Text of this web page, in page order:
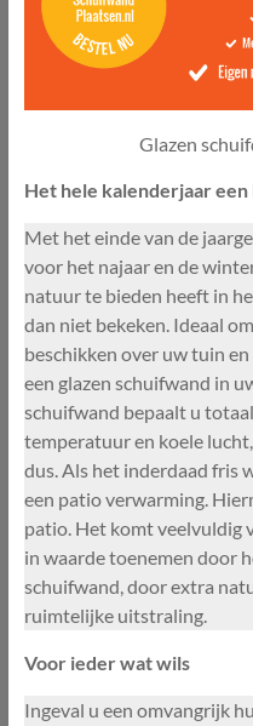
Glazen
Het hele kalenderjaar
Met het einde van de
voor het najaar en de
natuur te bieden heeft in
dan niet bekeken. Ideaal
beschikken over uw tuin
een glazen schuifwand in
schuifwand bepaalt u
temperatuur en koele
dus. Als het inderdaad fris
een patio verwarming.
patio. Het komt veelvuldig
in waarde toenemen door
schuifwand, door extra
ruimtelijke uitstraling.
Voor ieder wat wils
Ingeval u een omvangrijk